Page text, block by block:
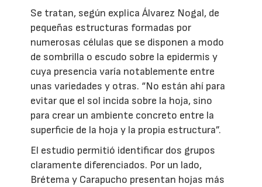
Se tratan, según explica Álvarez Nogal, de
pequeñas estructuras formadas por
numerosas células que se disponen a modo
de sombrilla o escudo sobre la epidermis y
cuya presencia varía notablemente entre
unas variedades y otras. “No están ahí para
evitar que el sol incida sobre la hoja, sino
para crear un ambiente concreto entre la
superficie de la hoja y la propia estructura”.
El estudio permitió identificar dos grupos
claramente diferenciados. Por un lado,
Brétema y Carapucho presentan hojas más